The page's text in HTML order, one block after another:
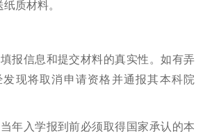
质材料。
报信息和提交材料的真实性。如有弄
发现将取消申请资格并通报其本科院
年入学报到前必须取得国家承认的本